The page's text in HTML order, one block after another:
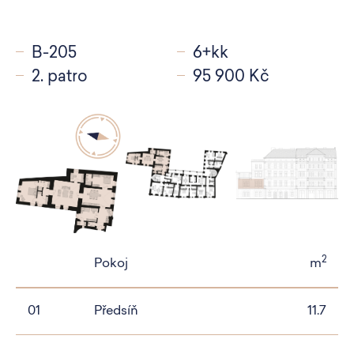
B-205
6+kk
2. patro
95 900 Kč
Pokoj m2
01 Předsíň 11.7